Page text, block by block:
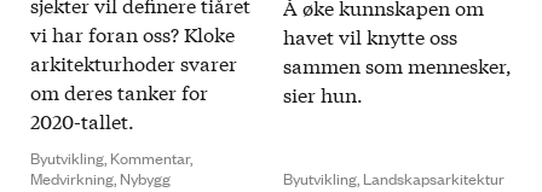
vi har foran oss? Kloke
arkitektur­hoder svarer
om deres tanker for
2020-tallet.
Byutvikling, Kommentar,
Medvirkning, Nybygg
Å øke kunnskapen om
havet vil knytte oss
sammen som mennesker,
sier hun.
Byutvikling, Landskapsarkitektur